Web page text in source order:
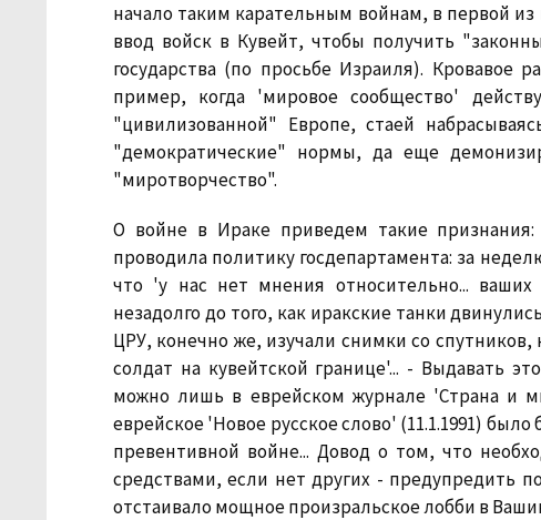
начало таким карательным войнам, в первой
ввод войск в Кувейт, чтобы получить
государства (по просьбе Израиля). Кровавое
пример, когда 'мировое сообщество'
"цивилизованной" Европе, стаей
"демократические" нормы, да еще
"миротворчество".
О войне в Ираке приведем такие
проводила политику госдепартамента: за
что 'у нас нет мнения относительно...
незадолго до того, как иракские танки
ЦРУ, конечно же, изучали снимки со
солдат на кувейтской границе'... - Выдавать
можно лишь в еврейском журнале 'Страна и
еврейское 'Новое русское слово' (11.1.1991)
превентивной войне... Довод о том, что
средствами, если нет других - предупредить
отстаивало мощное произральское лобби в